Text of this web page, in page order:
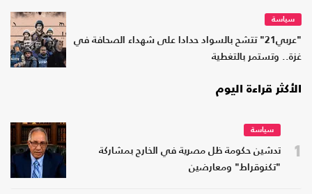
سياسة
"عربي21" تتشح بالسواد حدادا على شهداء الصحافة في
غزة.. وتستمر بالتغطية
الأكثر قراءة اليوم
1
سياسة
تدشين حكومة ظل مصرية في الخارج بمشاركة
"تكنوقراط" ومعارضين